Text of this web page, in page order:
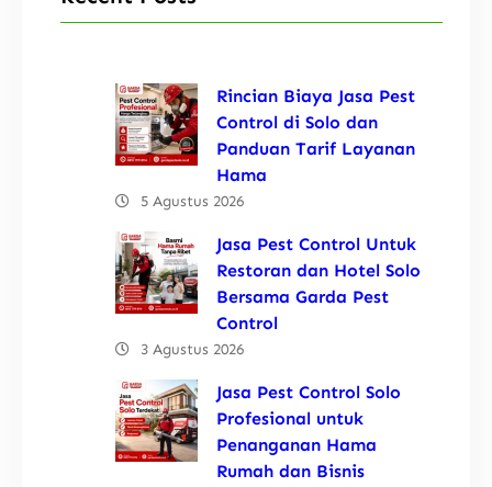
Rincian Biaya Jasa Pest
Control di Solo dan
Panduan Tarif Layanan
Hama
5 Agustus 2026
Jasa Pest Control Untuk
Restoran dan Hotel Solo
Bersama Garda Pest
Control
3 Agustus 2026
Jasa Pest Control Solo
Profesional untuk
Penanganan Hama
Rumah dan Bisnis